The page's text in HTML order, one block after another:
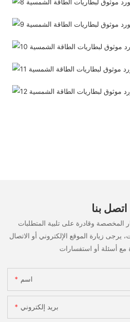
اتصل بنا
المخصصة وقادرة على تلبية المتطلبات
يرجى زيارة الموقع الإلكتروني أو الاتصال
اسم
بريد إلكتروني